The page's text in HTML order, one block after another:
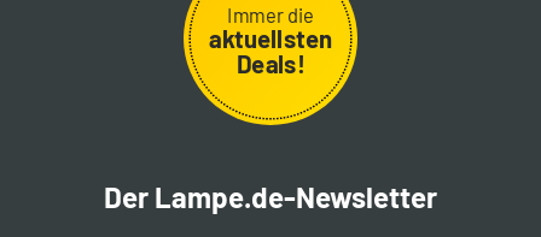
Immer die
aktuellsten
Deals!
Der Lampe.de-Newsletter